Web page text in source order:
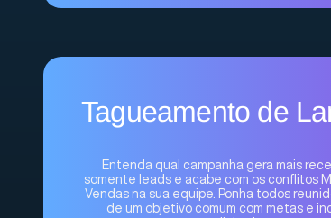
Tagueamento de
Entenda qual campanha gera mais
somente leads e acabe com os conflitos
Vendas na sua equipe. Ponha todos
de um objetivo comum com metas e